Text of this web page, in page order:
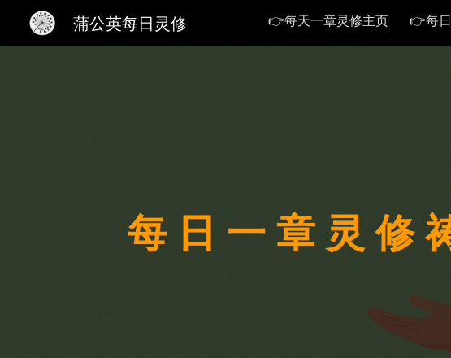
Skip to main
蒲公英每日灵修 👉每天一章灵修主页 👉每
每 日 一 章 灵 修